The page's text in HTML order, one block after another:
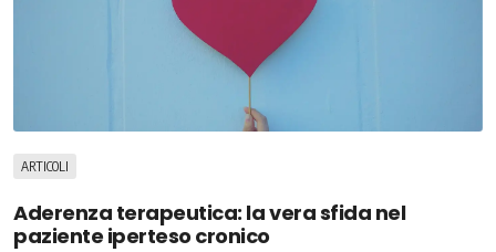
ARTICOLI
Aderenza terapeutica: la vera sfida nel
paziente iperteso cronico